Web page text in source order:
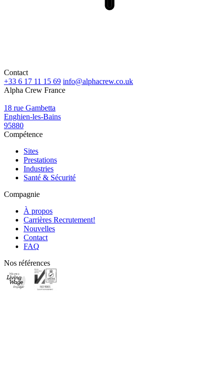
Contact
+33 6 17 11 15 69 info@alphacrew.co.uk
Alpha Crew France
18 rue Gambetta
Enghien-les-Bains
95880
Compétence
Sites
Prestations
Industries
Santé & Sécurité
Compagnie
À propos
Carrières Recrutement!
Nouvelles
Contact
FAQ
Nos références